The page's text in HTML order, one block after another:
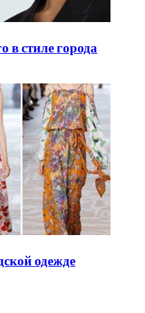
в стиле города
одежде